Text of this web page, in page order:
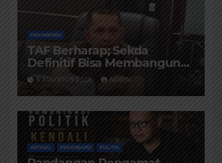
PEKANBARU
TAF Berharap; Sekda
Definitif Bisa Membangun
Komunikasi Antara
Eksekutif dan Legislatif
6 AGUSTUS 2026 ADMIN
ARTIKEL PEKANBARU POLITIK